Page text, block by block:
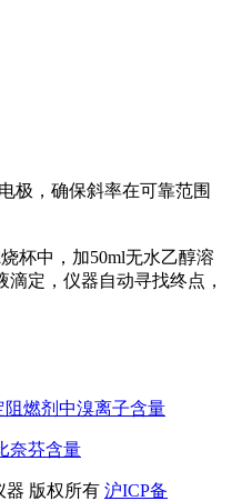
，确保斜率在可靠范围
中，加50ml无水乙醇溶
定，仪器自动寻找终点，
阻燃剂中溴离子含量
奈芬含量
器 版权所有 沪ICP备